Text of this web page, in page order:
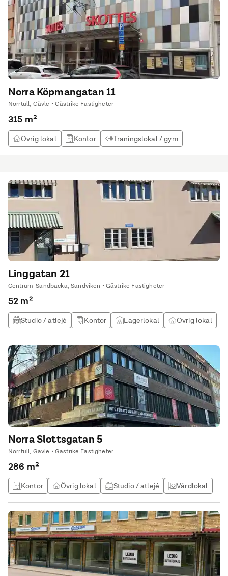
Norra Köpmangatan 11
Norrtull, Gävle • Gästrike Fastigheter
315 m²
Övrig lokal Kontor
Träningslokal / gym
Studio / atlejé
Linggatan 21
Centrum-Sandbacka, Sandviken • Gästrike Fastigheter
52 m²
Studio / atlejé Kontor Lagerlokal Övrig lokal
Norra Slottsgatan 5
Norrtull, Gävle • Gästrike Fastigheter
286 m²
Kontor Övrig lokal Studio / atlejé Vårdlokal